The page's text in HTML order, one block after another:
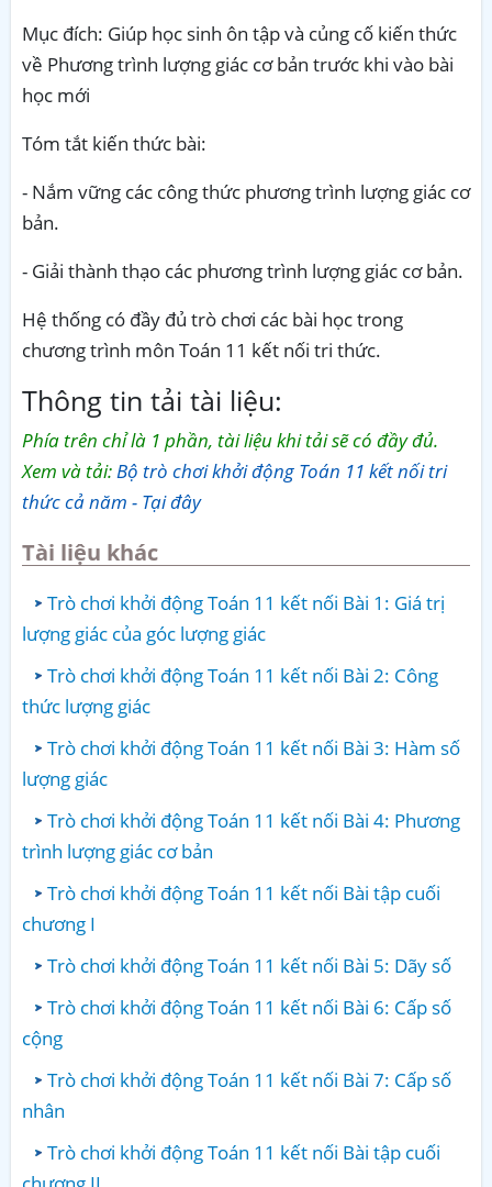
Mục đích: Giúp học sinh ôn tập và củng cố kiến thức
về Phương trình lượng giác cơ bản trước khi vào bài
học mới
Tóm tắt kiến thức bài:
- Nắm vững các công thức phương trình lượng giác cơ
bản.
- Giải thành thạo các phương trình lượng giác cơ bản.
Hệ thống có đầy đủ trò chơi các bài học trong
chương trình môn Toán 11 kết nối tri thức.
Thông tin tải tài liệu:
Phía trên chỉ là 1 phần, tài liệu khi tải sẽ có đầy đủ.
Xem và tải:Bộ trò chơi khởi động Toán 11 kết nối tri
thức cả năm - Tại đây
Tài liệu khác
Trò chơi khởi động Toán 11 kết nối Bài 1: Giá trị
lượng giác của góc lượng giác
Trò chơi khởi động Toán 11 kết nối Bài 2: Công
thức lượng giác
Trò chơi khởi động Toán 11 kết nối Bài 3: Hàm số
lượng giác
Trò chơi khởi động Toán 11 kết nối Bài 4: Phương
trình lượng giác cơ bản
Trò chơi khởi động Toán 11 kết nối Bài tập cuối
chương I
Trò chơi khởi động Toán 11 kết nối Bài 5: Dãy số
Trò chơi khởi động Toán 11 kết nối Bài 6: Cấp số
cộng
Trò chơi khởi động Toán 11 kết nối Bài 7: Cấp số
nhân
Trò chơi khởi động Toán 11 kết nối Bài tập cuối